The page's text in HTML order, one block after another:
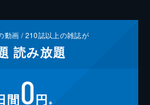
動画 /210誌以上の雑誌が
読み放題
間0円 ※